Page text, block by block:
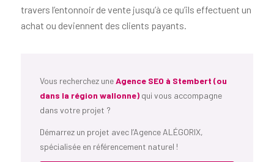
travers l’entonnoir de vente jusqu’à ce qu’ils effectuent un
achat ou deviennent des clients payants.
Vous recherchez uneAgence SEO à Stembert (ou
dans la région wallonne)qui vous accompagne
dans votre projet ?
Démarrez un projet avec l’Agence ALÉGORIX,
spécialisée en référencement naturel !